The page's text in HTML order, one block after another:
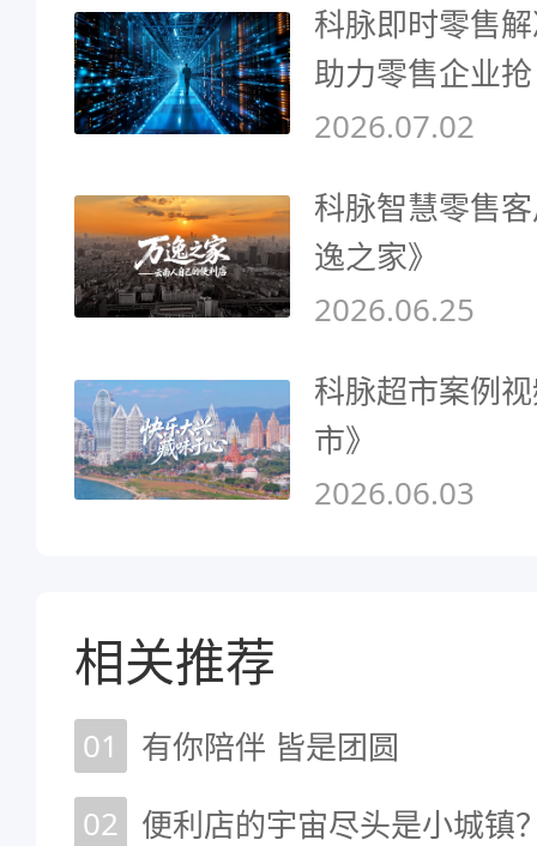
科脉即时零售
助力零售企业
2026.07.02
科脉智慧零售
逸之家》
2026.06.25
科脉超市案例
市》
2026.06.03
相关推荐
01
有你陪伴 皆是团圆
02